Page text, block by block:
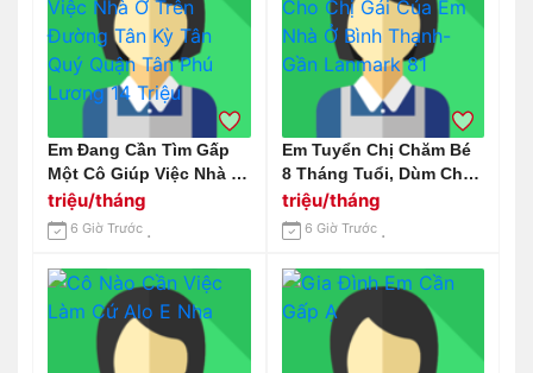
Em Đang Cần Tìm Gấp
Một Cô Giúp Việc Nhà Ở
Trên Đường Tân Kỳ Tân
Quý Quận Tân Phú
Lương 14 Triệu
triệu/tháng
6 Giờ Trước
Em Tuyển Chị Chăm Bé
8 Tháng Tuổi, Dùm Cho
Chị Gái Của Em Nhà Ở
Bình Thạnh- Gần
Lanmark 81
triệu/tháng
6 Giờ Trước